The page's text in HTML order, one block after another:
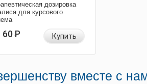
дозировка
для курсового
60Р Купить
вместе с